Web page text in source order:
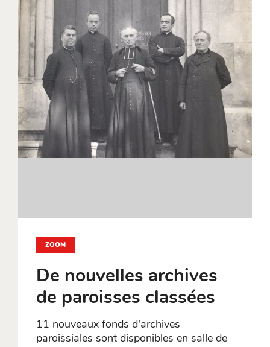
ZOOM
De nouvelles archives
de paroisses classées
11 nouveaux fonds d'archives
paroissiales sont disponibles en salle de